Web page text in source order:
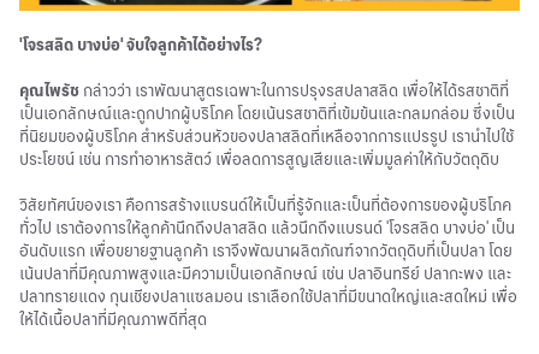
'โจรสลิด บางบ่อ' จับใจลูกค้าได้อย่างไร?
คุณไพรัช กล่าวว่า เราพัฒนาสูตรเฉพาะในการปรุงรสปลาสลิด เพื่อให้ได้รสชาติที่
เป็นเอกลักษณ์และถูกปากผู้บริโภค โดยเน้นรสชาติที่เข้มข้นและกลมกล่อม ซึ่งเป็น
ที่นิยมของผู้บริโภค สำหรับส่วนหัวของปลาสลิดที่เหลือจากการแปรรูป เรานำไปใช้
ประโยชน์ เช่น การทำอาหารสัตว์ เพื่อลดการสูญเสียและเพิ่มมูลค่าให้กับวัตถุดิบ
วิสัยทัศน์ของเรา คือการสร้างแบรนด์ให้เป็นที่รู้จักและเป็นที่ต้องการของผู้บริโภค
ทั่วไป เราต้องการให้ลูกค้านึกถึงปลาสลิด แล้วนึกถึงแบรนด์ 'โจรสลิด บางบ่อ' เป็น
อันดับแรก เพื่อขยายฐานลูกค้า เราจึงพัฒนาผลิตภัณฑ์จากวัตถุดิบที่เป็นปลา โดย
เน้นปลาที่มีคุณภาพสูงและมีความเป็นเอกลักษณ์ เช่น ปลาอินทรีย์ ปลากะพง และ
ปลาทรายแดง กุนเชียงปลาแซลมอน เราเลือกใช้ปลาที่มีขนาดใหญ่และสดใหม่ เพื่อ
ให้ได้เนื้อปลาที่มีคุณภาพดีที่สุด